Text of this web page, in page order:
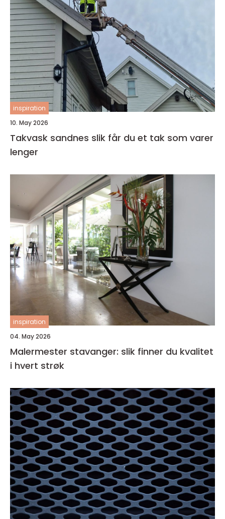
inspiration
10. May 2026
Takvask sandnes slik får du et tak som varer
lenger
inspiration
04. May 2026
Malermester stavanger: slik finner du kvalitet
i hvert strøk